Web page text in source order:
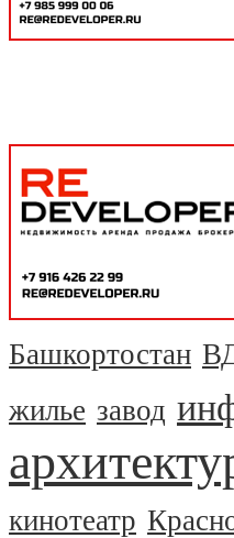
Башкортостан
жилье завод
кинотеатр